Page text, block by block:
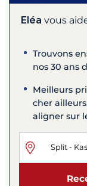
Eléa vous
Trouvons
nos 30 ans
Meilleurs
cher
aligner sur